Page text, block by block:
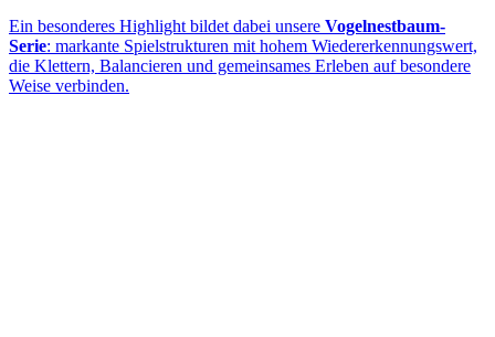
Ein besonderes Highlight bildet dabei unsere Vogelnestbaum-
Serie: markante Spielstrukturen mit hohem Wiedererkennungswert,
die Klettern, Balancieren und gemeinsames Erleben auf besondere
Weise verbinden.